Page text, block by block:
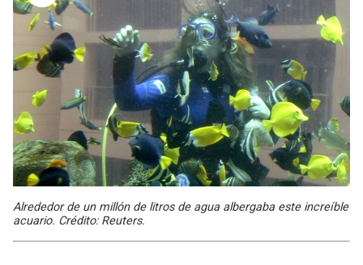
Alrededor de un millón de litros de agua albergaba este increíble
acuario. Crédito: Reuters.